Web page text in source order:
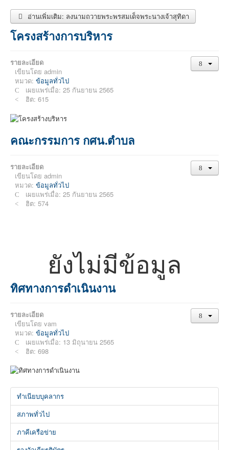
อ่านเพิ่มเติม: ลงนามถวายพระพรสมเด็จพระนางเจ้าสุทิดา
โครงสร้างการบริหาร
รายละเอียด
เขียนโดย admin
หมวด: ข้อมูลทั่วไป
เผยแพร่เมื่อ: 25 กันยายน 2565
ฮิต: 615
คณะกรรมการ กศน.ตำบล
รายละเอียด
เขียนโดย admin
หมวด: ข้อมูลทั่วไป
เผยแพร่เมื่อ: 25 กันยายน 2565
ฮิต: 574
ยังไม่มีข้อมูล
ทิศทางการดำเนินงาน
รายละเอียด
เขียนโดย vam
หมวด: ข้อมูลทั่วไป
เผยแพร่เมื่อ: 13 มิถุนายน 2565
ฮิต: 698
ทำเนียบบุคลากร
สภาพทั่วไป
ภาคีเครือข่าย